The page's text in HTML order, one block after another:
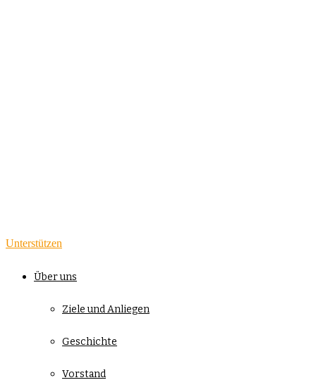
Unterstützen
Über uns
Ziele und Anliegen
Geschichte
Vorstand